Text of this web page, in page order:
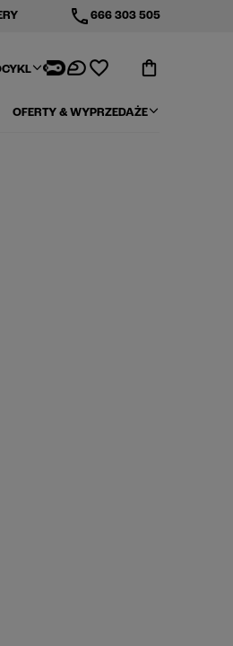
phone666 303 505
OFERTY & WYPRZEDAŻE